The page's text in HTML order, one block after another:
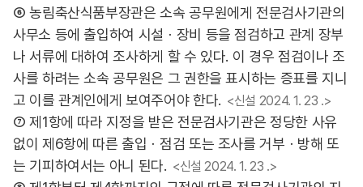
⑥ 농림축산식품부장관은 소속 공무원에게 전문검사기관의
사무소 등에 출입하여 시설ㆍ장비 등을 점검하고 관계 장부
나 서류에 대하여 조사하게 할 수 있다. 이 경우 점검이나 조
사를 하려는 소속 공무원은 그 권한을 표시하는 증표를 지니
고 이를 관계인에게 보여주어야 한다. <신설 2024. 1. 23 .>
⑦ 제1항에 따라 지정을 받은 전문검사기관은 정당한 사유
없이 제6항에 따른 출입ㆍ점검 또는 조사를 거부ㆍ방해 또
는 기피하여서는 아니 된다. <신설 2024. 1. 23 .>